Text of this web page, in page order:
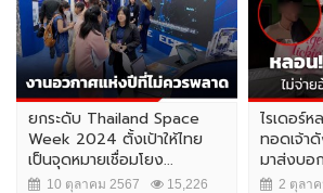
ยกระดับ Thailand Space
Week 2024 ตั้งเป้าให้ไทย
เป็นจุดหมายเชื่อมโยง...
10 ตุลาคม 2567 15,226
ไรเดอร์
ทอดเจ้า
มาส่งบอ
2 ตุลา